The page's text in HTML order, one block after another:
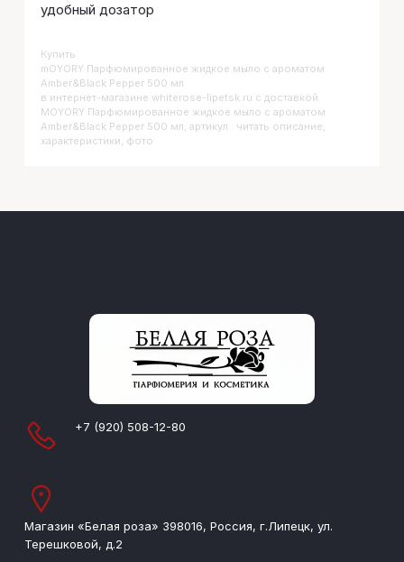
удобный дозатор
Купить
MOYORY Парфюмированное жидкое мыло с ароматом
Amber&Black Pepper 500 мл
в интернет-магазине whiterose-lipetsk.ru с доставкой.
MOYORY Парфюмированное жидкое мыло с ароматом
Amber&Black Pepper 500 мл, артикул : читать описание,
характеристики, фото
+7 (920) 508-12-80
Магазин «Белая роза» 398016, Россия, г.Липецк, ул.
Терешковой, д.2